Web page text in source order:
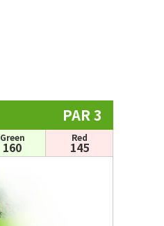
PAR 3
Green
160
Red
145